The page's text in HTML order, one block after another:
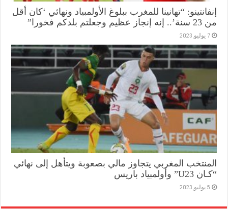
إنفانتينو: “تهانينا للمغرب ببلوغ الأولمبياد ونهائي ‘كان أقل
من 23 سنة’.. إنه إنجاز عظيم وجعلتم بلدكم فخورا”
7 يوليو,2023
المنتخب المغربي يتجاوز مالي بصعوبة ويتأهل إلى نهائي
“كـان U23” وأولمبياد باريس
5 يوليو,2023